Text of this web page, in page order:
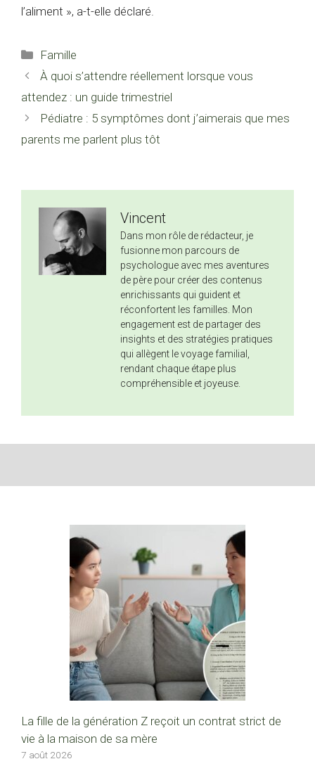
l’aliment », a-t-elle déclaré.
Catégories
Famille
À quoi s’attendre réellement lorsque vous
attendez : un guide trimestriel
Pédiatre : 5 symptômes dont j’aimerais que mes
parents me parlent plus tôt
Vincent
Dans mon rôle de rédacteur, je
fusionne mon parcours de
psychologue avec mes aventures
de père pour créer des contenus
enrichissants qui guident et
réconfortent les familles. Mon
engagement est de partager des
insights et des stratégies pratiques
qui allègent le voyage familial,
rendant chaque étape plus
compréhensible et joyeuse.
La fille de la génération Z reçoit un contrat strict de
vie à la maison de sa mère
7 août 2026